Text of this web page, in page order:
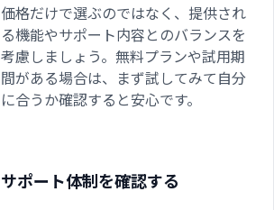
価格だけで選ぶのではなく、提供され
る機能やサポート内容とのバランスを
考慮しましょう。無料プランや試用期
間がある場合は、まず試してみて自分
に合うか確認すると安心です。
サポート体制を確認する